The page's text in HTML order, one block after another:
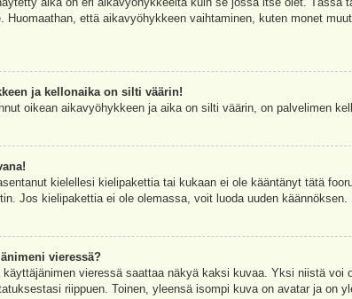
Huomaathan, että aikavyöhykkeen vaihtaminen, kuten monet
ja kellonaika on silti väärin!
oikean aikavyöhykkeen ja aika on silti väärin, on palvelimen
kielellesi kielipakettia tai kukaan ei ole kääntänyt tätä
Jos kielipakettia ei ole olemassa, voit luoda uuden
vieressä?
vieressä saattaa näkyä kaksi kuvaa. Yksi niistä
riippuen. Toinen, yleensä isompi kuva on avatar ja on